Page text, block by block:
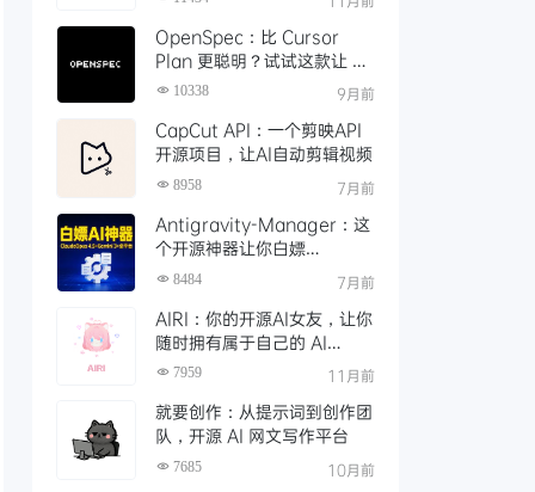
OpenSpec：比 Cursor
Plan 更聪明？试试这款让 AI
编码更靠谱的规范驱动工具
10338 9月前
CapCut API：一个剪映API
开源项目，让AI自动剪辑视频
8958 7月前
Antigravity-Manager：这
个开源神器让你白嫖
ClaudeOpus 4.5，Gemini
3！还能接Claude Code等
任意平台
8484 7月前
AIRI：你的开源AI女友，让你
随时拥有属于自己的 AI
VTuber
7959 11月前
就要创作：从提示词到创作团
队，开源 AI 网文写作平台
7685 10月前